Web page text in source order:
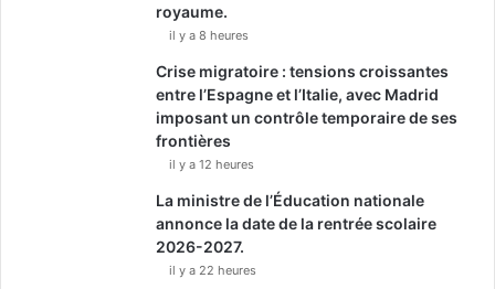
royaume.
il y a 8 heures
Crise migratoire : tensions croissantes
entre l’Espagne et l’Italie, avec Madrid
imposant un contrôle temporaire de ses
frontières
il y a 12 heures
La ministre de l’Éducation nationale
annonce la date de la rentrée scolaire
2026-2027.
il y a 22 heures